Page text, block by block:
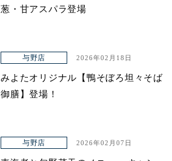
葱・甘アスパラ登場
与野店 2026年02月18日
みよたオリジナル【鴨そぼろ坦々そば
御膳】登場！
与野店 2026年02月07日